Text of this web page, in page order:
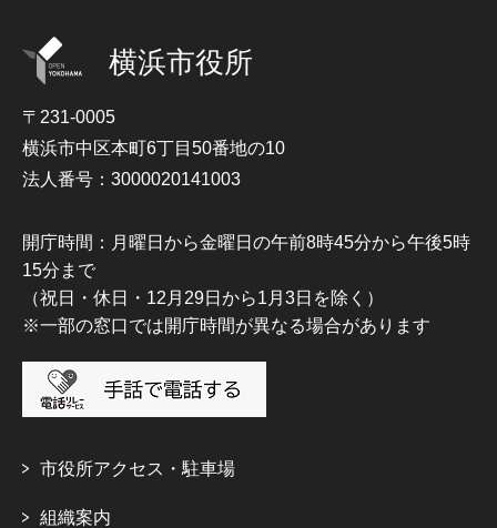
横浜市役所
〒231-0005
横浜市中区本町6丁目50番地の10
法人番号：3000020141003
開庁時間：月曜日から金曜日の午前8時45分から午後5時
15分まで
（祝日・休日・12月29日から1月3日を除く）
※一部の窓口では開庁時間が異なる場合があります
市役所アクセス・駐車場
組織案内